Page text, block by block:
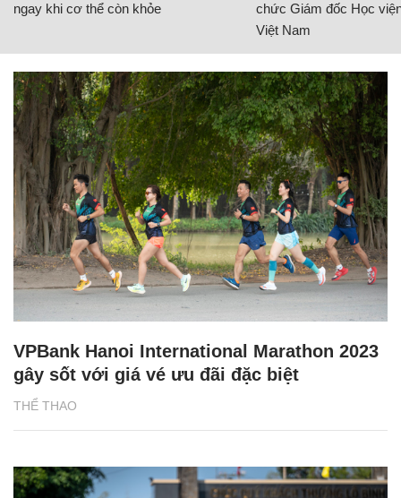
ngay khi cơ thể còn khỏe
chức Giám đốc Học
Việt Nam
THỂ THAO
VPBank Hanoi International Marathon 2023
gây sốt với giá vé ưu đãi đặc biệt